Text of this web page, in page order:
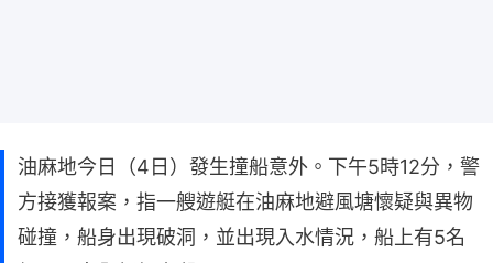
油麻地今日（4日）發生撞船意外。下午5時12分，警
方接獲報案，指一艘遊艇在油麻地避風塘懷疑與異物
碰撞，船身出現破洞，並出現入水情況，船上有5名